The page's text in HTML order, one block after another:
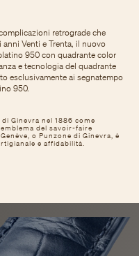
Ginevra nel 1886 come
del savoir-faire
o Punzone di Ginevra, è
e affidabilità.
retrograde che
Venti e Trenta, il nuovo
950 con quadrante color
e tecnologia del quadrante
esclusivamente ai segnatempo
950.